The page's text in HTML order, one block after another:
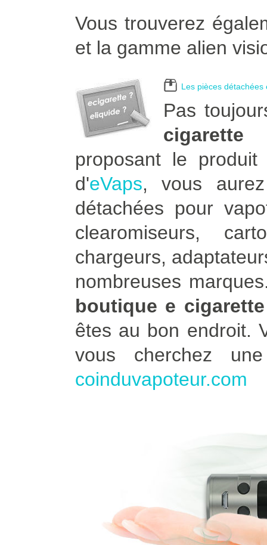
Vous trouverez
et la gamme alien
Les pièces détachées
Pas
proposant le
d'eVaps, vous
détachées pour
clearomiseurs,
chargeurs,
nombreuses
boutique e
êtes au bon endroit.
vous cherchez
coinduvapoteur.com